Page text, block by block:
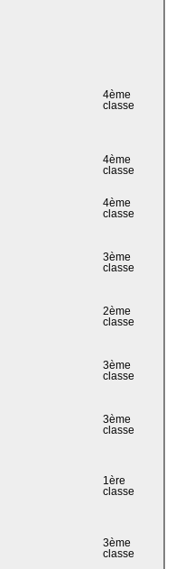
4ème
classe
4ème
classe
4ème
classe
3ème
classe
2ème
classe
3ème
classe
3ème
classe
1ère
classe
3ème
classe